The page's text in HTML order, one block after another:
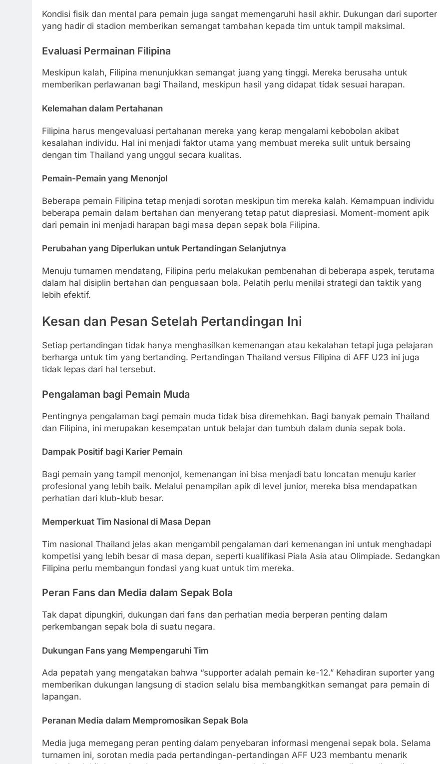
Kondisi fisik dan mental para pemain juga sangat memengaruhi hasil akhir. Dukungan dari suporter
yang hadir di stadion memberikan semangat tambahan kepada tim untuk tampil maksimal.
Evaluasi Permainan Filipina
Meskipun kalah, Filipina menunjukkan semangat juang yang tinggi. Mereka berusaha untuk
memberikan perlawanan bagi Thailand, meskipun hasil yang didapat tidak sesuai harapan.
Kelemahan dalam Pertahanan
Filipina harus mengevaluasi pertahanan mereka yang kerap mengalami kebobolan akibat
kesalahan individu. Hal ini menjadi faktor utama yang membuat mereka sulit untuk bersaing
dengan tim Thailand yang unggul secara kualitas.
Pemain-Pemain yang Menonjol
Beberapa pemain Filipina tetap menjadi sorotan meskipun tim mereka kalah. Kemampuan individu
beberapa pemain dalam bertahan dan menyerang tetap patut diapresiasi. Moment-moment apik
dari pemain ini menjadi harapan bagi masa depan sepak bola Filipina.
Perubahan yang Diperlukan untuk Pertandingan Selanjutnya
Menuju turnamen mendatang, Filipina perlu melakukan pembenahan di beberapa aspek, terutama
dalam hal disiplin bertahan dan penguasaan bola. Pelatih perlu menilai strategi dan taktik yang
lebih efektif.
Kesan dan Pesan Setelah Pertandingan Ini
Setiap pertandingan tidak hanya menghasilkan kemenangan atau kekalahan tetapi juga pelajaran
berharga untuk tim yang bertanding. Pertandingan Thailand versus Filipina di AFF U23 ini juga
tidak lepas dari hal tersebut.
Pengalaman bagi Pemain Muda
Pentingnya pengalaman bagi pemain muda tidak bisa diremehkan. Bagi banyak pemain Thailand
dan Filipina, ini merupakan kesempatan untuk belajar dan tumbuh dalam dunia sepak bola.
Dampak Positif bagi Karier Pemain
Bagi pemain yang tampil menonjol, kemenangan ini bisa menjadi batu loncatan menuju karier
profesional yang lebih baik. Melalui penampilan apik di level junior, mereka bisa mendapatkan
perhatian dari klub-klub besar.
Memperkuat Tim Nasional di Masa Depan
Tim nasional Thailand jelas akan mengambil pengalaman dari kemenangan ini untuk menghadapi
kompetisi yang lebih besar di masa depan, seperti kualifikasi Piala Asia atau Olimpiade. Sedangkan
Filipina perlu membangun fondasi yang kuat untuk tim mereka.
Peran Fans dan Media dalam Sepak Bola
Tak dapat dipungkiri, dukungan dari fans dan perhatian media berperan penting dalam
perkembangan sepak bola di suatu negara.
Dukungan Fans yang Mempengaruhi Tim
Ada pepatah yang mengatakan bahwa “supporter adalah pemain ke-12.” Kehadiran suporter yang
memberikan dukungan langsung di stadion selalu bisa membangkitkan semangat para pemain di
lapangan.
Peranan Media dalam Mempromosikan Sepak Bola
Media juga memegang peran penting dalam penyebaran informasi mengenai sepak bola. Selama
turnamen ini, sorotan media pada pertandingan-pertandingan AFF U23 membantu menarik